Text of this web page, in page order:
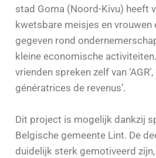
stad Goma (Noord-Kivu) heeft
kwetsbare meisjes en vrouwen
gegeven rond
kleine economische
vrienden spreken zelf van
génératrices de revenus’.
Dit project is mogelijk dankzij
Belgische gemeente Lint. De
duidelijk sterk gemotiveerd